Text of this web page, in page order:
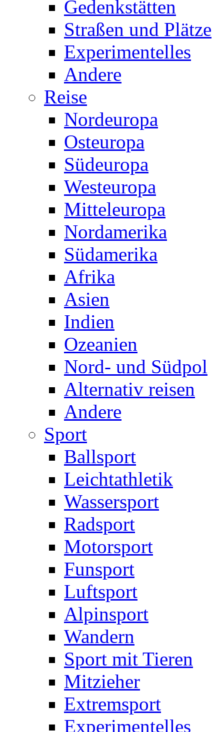
Gedenkstätten
Straßen und Plätze
Experimentelles
Andere
Reise
Nordeuropa
Osteuropa
Südeuropa
Westeuropa
Mitteleuropa
Nordamerika
Südamerika
Afrika
Asien
Indien
Ozeanien
Nord- und Südpol
Alternativ reisen
Andere
Sport
Ballsport
Leichtathletik
Wassersport
Radsport
Motorsport
Funsport
Luftsport
Alpinsport
Wandern
Sport mit Tieren
Mitzieher
Extremsport
Experimentelles